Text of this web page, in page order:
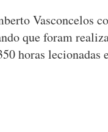
Vasconcelos
que foram
horas lecionadas